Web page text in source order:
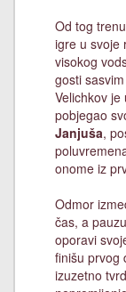
Od tog
igre u svoje
visokog
gosti
Velichkov
pobjegao
Janjuša,
onome iz
Odmor
čas, a
oporavi
finišu prvog
izuzetno